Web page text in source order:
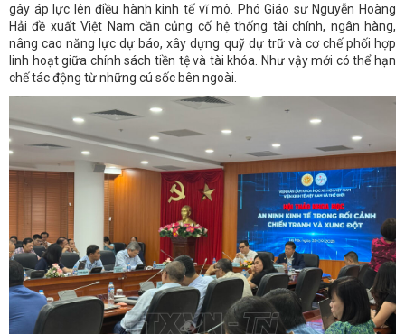
gây áp lực lên điều hành kinh tế vĩ mô. Phó Giáo sư Nguyễn Hoàng
Hải đề xuất Việt Nam cần củng cố hệ thống tài chính, ngân hàng,
nâng cao năng lực dự báo, xây dựng quỹ dự trữ và cơ chế phối hợp
linh hoạt giữa chính sách tiền tệ và tài khóa. Như vậy mới có thể hạn
chế tác động từ những cú sốc bên ngoài.